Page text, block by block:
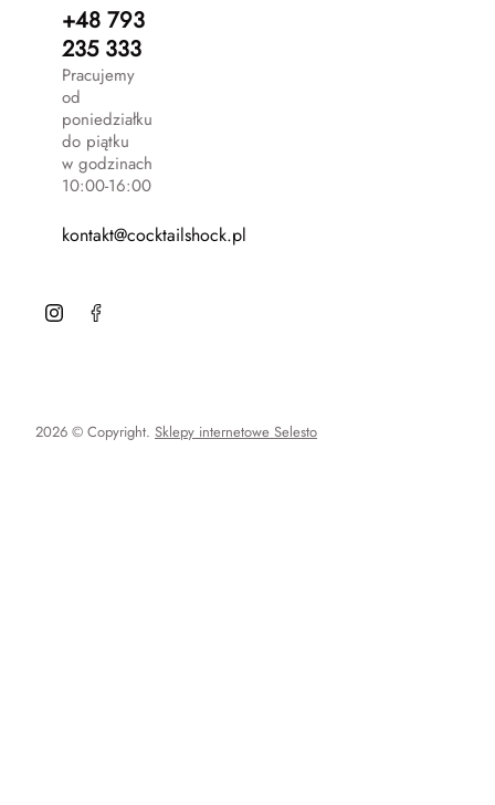
+48 793
235 333
Pracujemy
od
poniedziałku
do piątku
w godzinach
10:00-16:00
kontakt@cocktailshock.pl
2026 © Copyright. Sklepy internetowe Selesto